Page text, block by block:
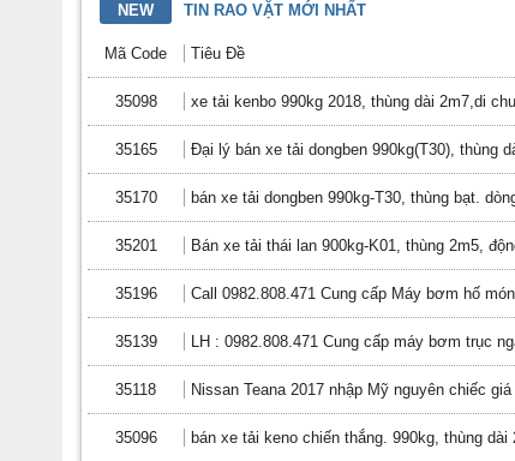
NEW TIN RAO VẶT MỚI NHẤT
Mã Code Tiêu Đề
35098 xe tải kenbo 990kg 2018, thùng dài 2m7,di
35165 Đại lý bán xe tải dongben 990kg(T30), thùng
35170 bán xe tải dongben 990kg-T30, thùng bạt.
35201 Bán xe tải thái lan 900kg-K01, thùng 2m5,
35196 Call 0982.808.471 Cung cấp Máy bơm hố
35139 LH : 0982.808.471 Cung cấp máy bơm trục
35118 Nissan Teana 2017 nhập Mỹ nguyên chiếc
35096 bán xe tải keno chiến thắng. 990kg, thùng dài